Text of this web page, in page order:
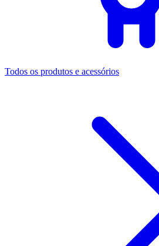
Todos os produtos e acessórios